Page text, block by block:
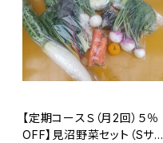
【定期コースＳ（月2回）５％
OFF】見沼野菜セット（Sサイ